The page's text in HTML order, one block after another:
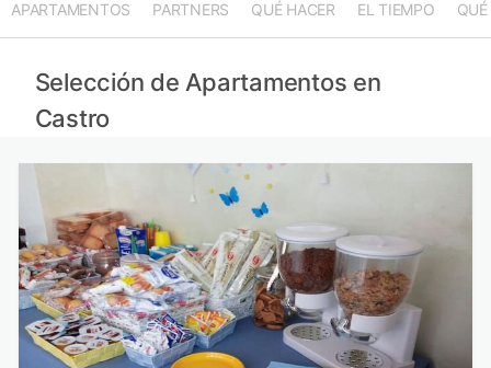
APARTAMENTOS PARTNERS QUÉ HACER EL TIEMPO QUÉ
Selección de Apartamentos en
Castro